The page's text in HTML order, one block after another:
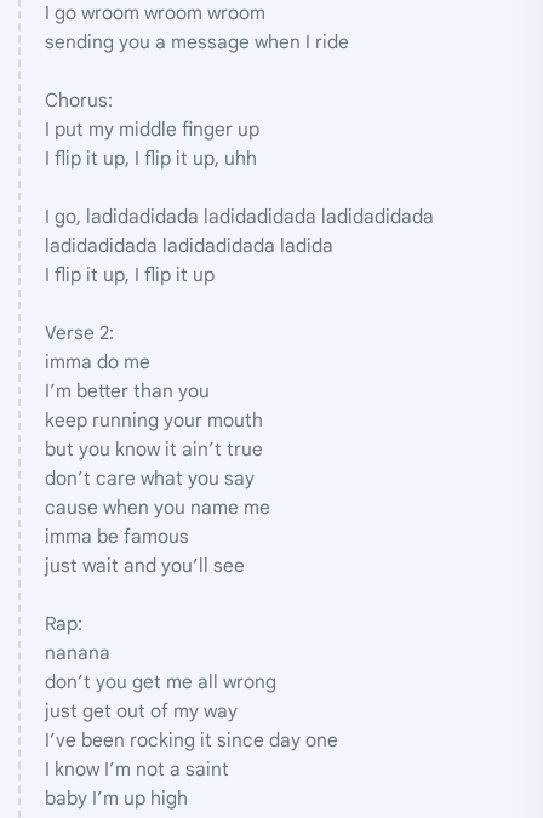
I go wroom wroom wroom
sending you a message when I ride
Chorus:
I put my middle finger up
I flip it up, I flip it up, uhh
I go, ladidadidada ladidadidada ladidadidada
ladidadidada ladidadidada ladida
I flip it up, I flip it up
Verse 2:
imma do me
I’m better than you
keep running your mouth
but you know it ain’t true
don’t care what you say
cause when you name me
imma be famous
just wait and you’ll see
Rap:
nanana
don’t you get me all wrong
just get out of my way
I’ve been rocking it since day one
I know I’m not a saint
baby I’m up high